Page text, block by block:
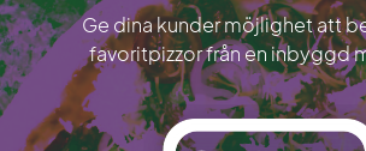
Ge dina kunder möjlighet att
favoritpizzor från en inbyggd